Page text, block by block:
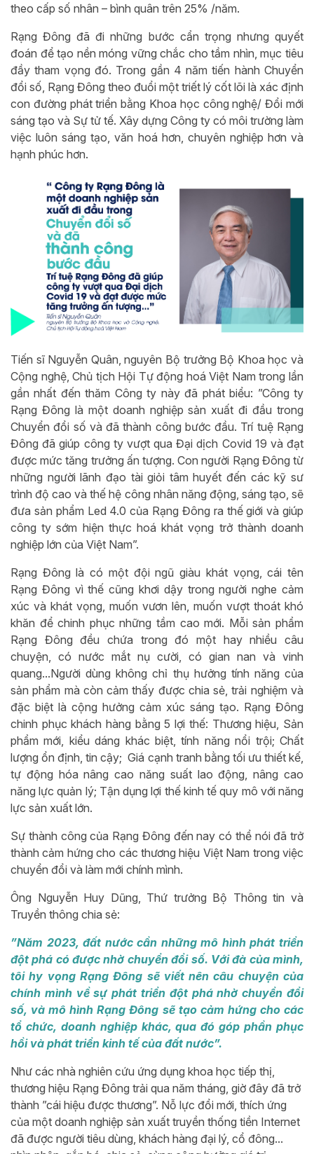
theo cấp số nhân – bình quân trên 25% /năm.
Rạng Đông đã đi những bước cẩn trọng nhưng quyết
đoán để tạo nền móng vững chắc cho tầm nhìn, mục tiêu
đầy tham vọng đó. Trong gần 4 năm tiến hành Chuyển
đổi số, Rạng Đông theo đuổi một triết lý cốt lõi là xác định
con đường phát triển bằng Khoa học công nghệ/ Đổi mới
sáng tạo và Sự tử tế. Xây dựng Công ty có môi trường làm
việc luôn sáng tạo, văn hoá hơn, chuyên nghiệp hơn và
hạnh phúc hơn.
Tiến sĩ Nguyễn Quân, nguyên Bộ trưởng Bộ Khoa học và
Cộng nghệ, Chủ tịch Hội Tự động hoá Việt Nam trong lần
gần nhất đến thăm Công ty này đã phát biểu: ”Công ty
Rạng Đông là một doanh nghiệp sản xuất đi đầu trong
Chuyển đổi số và đã thành công bước đầu. Trí tuệ Rạng
Đông đã giúp công ty vượt qua Đại dịch Covid 19 và đạt
được mức tăng trưởng ấn tượng. Con người Rạng Đông từ
những người lãnh đạo tài giỏi tâm huyết đến các kỹ sư
trình độ cao và thế hệ công nhân năng động, sáng tạo, sẽ
đưa sản phẩm Led 4.0 của Rạng Đông ra thế giới và giúp
công ty sớm hiện thực hoá khát vọng trở thành doanh
nghiệp lớn của Việt Nam”.
Rạng Đông là có một đội ngũ giàu khát vọng, cái tên
Rạng Đông vì thế cũng khơi dậy trong người nghe cảm
xúc và khát vọng, muốn vươn lên, muốn vượt thoát khó
khăn để chinh phục những tầm cao mới. Mỗi sản phẩm
Rạng Đông đều chứa trong đó một hay nhiều câu
chuyện, có nước mắt nụ cười, có gian nan và vinh
quang...Người dùng không chỉ thụ hưởng tính năng của
sản phẩm mà còn cảm thấy được chia sẻ, trải nghiệm và
đặc biệt là cộng hưởng cảm xúc sáng tạo. Rạng Đông
chinh phục khách hàng bằng 5 lợi thế: Thương hiệu, Sản
phẩm mới, kiểu dáng khác biệt, tính năng nổi trội; Chất
lượng ổn định, tin cậy; Giá cạnh tranh bằng tối ưu thiết kế,
tự động hóa nâng cao năng suất lao động, nâng cao
năng lực quản lý; Tận dụng lợi thế kinh tế quy mô với năng
lực sản xuất lớn.
Sự thành công của Rạng Đông đến nay có thể nói đã trở
thành cảm hứng cho các thương hiệu Việt Nam trong việc
chuyển đổi và làm mới chính mình.
Ông Nguyễn Huy Dũng, Thứ trưởng Bộ Thông tin và
Truyền thông chia sẻ:
”Năm 2023, đất nước cần những mô hình phát triển
đột phá có được nhờ chuyển đổi số. Với đà của mình,
tôi hy vọng Rạng Đông sẽ viết nên câu chuyện của
chính mình về sự phát triển đột phá nhờ chuyển đổi
số, và mô hình Rạng Đông sẽ tạo cảm hứng cho các
tổ chức, doanh nghiệp khác, qua đó góp phần phục
hồi và phát triển kinh tế của đất nước”.
Như các nhà nghiên cứu ứng dụng khoa học tiếp thị,
thương hiệu Rạng Đông trải qua năm tháng, giờ đây đã trở
thành ”cái hiệu được thương”. Nỗ lực đổi mới, thích ứng
của một doanh nghiệp sản xuất truyền thống tiền Internet
đã được người tiêu dùng, khách hàng đại lý, cổ đông...